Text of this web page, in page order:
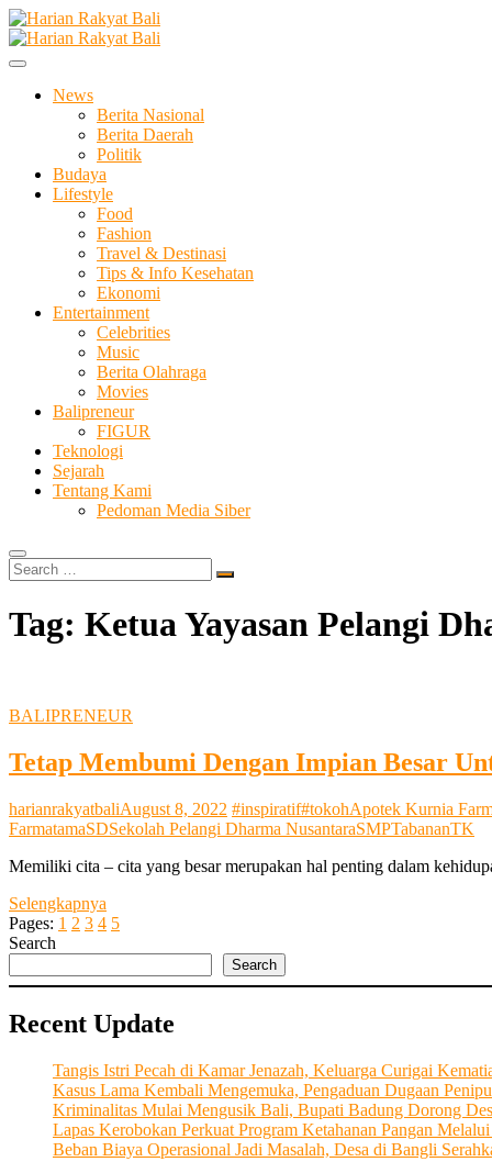
Skip
to
content
Harian Rakyat Bali
Membangun Semangat Kehidupan dan Berbangsa
News
Berita Nasional
Berita Daerah
Politik
Budaya
Lifestyle
Food
Fashion
Travel & Destinasi
Tips & Info Kesehatan
Ekonomi
Entertainment
Celebrities
Music
Berita Olahraga
Movies
Balipreneur
FIGUR
Teknologi
Sejarah
Tentang Kami
Pedoman Media Siber
Search
…
Tag: Ketua Yayasan Pelangi
BALIPRENEUR
Tetap Membumi Dengan Impian Besar
harianrakyatbaliAugust 8, 2022 #inspiratif#tokohApotek Kurnia
FarmatamaSDSekolah Pelangi Dharma NusantaraSMPTabananTK
Memiliki cita – cita yang besar merupakan hal penting dalam
Selengkapnya
Membumi
Besar
Masa
Depan
Keluarga
dan
Anak
Bangsa
Pages: 1 2 3 4 5
Search
Search
Recent Update
Tangis Istri Pecah di Kamar Jenazah, Keluarga Curigai
Kasus Lama Kembali Mengemuka, Pengaduan Dugaan
Kriminalitas Mulai Mengusik Bali, Bupati Badung Dorong
Lapas Kerobokan Perkuat Program Ketahanan Pangan
Beban Biaya Operasional Jadi Masalah, Desa di Bangli